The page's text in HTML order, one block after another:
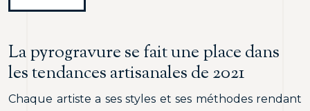
La pyrogravure se fait une place dans
les tendances artisanales de 2021
Chaque artiste a ses styles et ses méthodes rendant